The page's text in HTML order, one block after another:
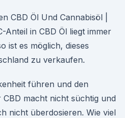
CBD Öl Und Cannabisöl |
Anteil in CBD Öl liegt immer
ist es möglich, dieses
zu verkaufen.
führen und den
macht nicht süchtig und
nicht überdosieren. Wie viel